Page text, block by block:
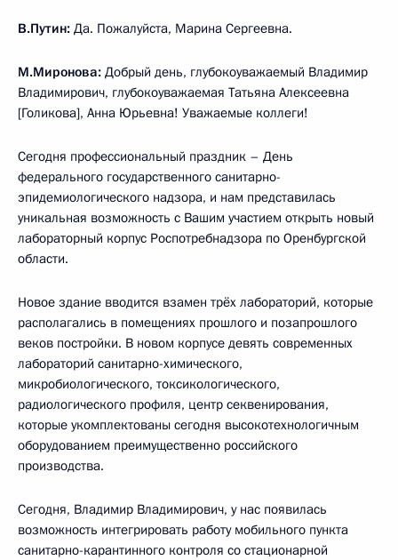
В.Путин: Да. Пожалуйста, Марина Сергеевна.
М.Миронова: Добрый день, глубокоуважаемый Владимир
Владимирович, глубокоуважаемая Татьяна Алексеевна
[Голикова], Анна Юрьевна! Уважаемые коллеги!
Сегодня профессиональный праздник – День
федерального государственного санитарно-
эпидемиологического надзора, и нам представилась
уникальная возможность с Вашим участием открыть новый
лабораторный корпус Роспотребнадзора по Оренбургской
области.
Новое здание вводится взамен трёх лабораторий, которые
располагались в помещениях прошлого и позапрошлого
веков постройки. В новом корпусе девять современных
лабораторий санитарно-химического,
микробиологического, токсикологического,
радиологического профиля, центр секвенирования,
которые укомплектованы сегодня высокотехнологичным
оборудованием преимущественно российского
производства.
Сегодня, Владимир Владимирович, у нас появилась
возможность интегрировать работу мобильного пункта
санитарно-карантинного контроля со стационарной